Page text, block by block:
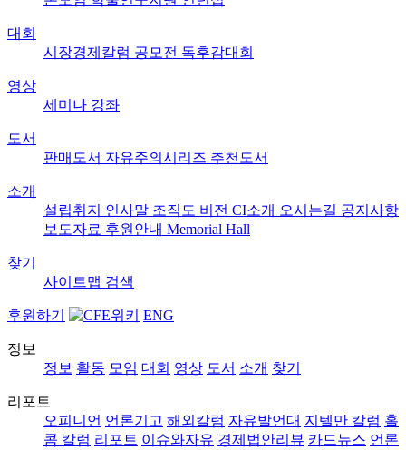
대회
시장경제칼럼 공모전 독후감대회
영상
세미나 강좌
도서
판매도서 자유주의시리즈 추천도서
소개
설립취지 인사말 조직도 비전 CI소개 오시는길 공지사항
보도자료 후원안내 Memorial Hall
찾기
사이트맵 검색
후원하기 ENG
정보
정보 활동 모임 대회 영상 도서 소개 찾기
리포트
오피니언 언론기고 해외칼럼 자유발언대 지텔만 칼럼 홀
콤 칼럼 리포트 이슈와자유 경제법안리뷰 카드뉴스 언론